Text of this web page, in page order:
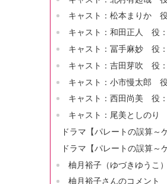
キャスト：松本まりか
キャスト：和田正人 役
キャスト：冨手麻妙 役
キャスト：吉田芽吹 役
キャスト：小市慢太郎
キャスト：西田尚美 役
キャスト：尾美としのり
ドラマ【パレートの誤算～
ドラマ【パレートの誤算～
柚月裕子（ゆづきゆうこ）
柚月裕子さんのコメント